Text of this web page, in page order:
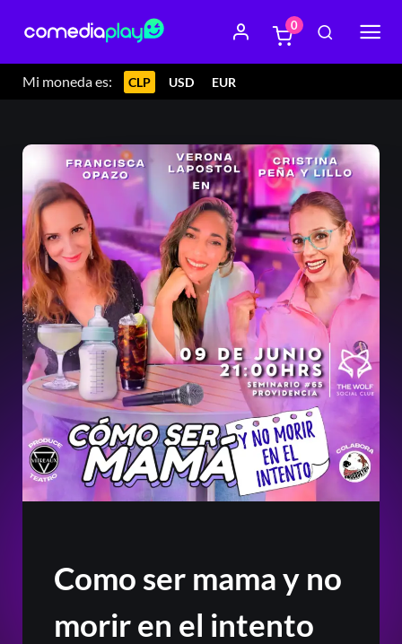
Mi moneda es: CLP USD EUR
0
Como ser mama y no
morir en el intento